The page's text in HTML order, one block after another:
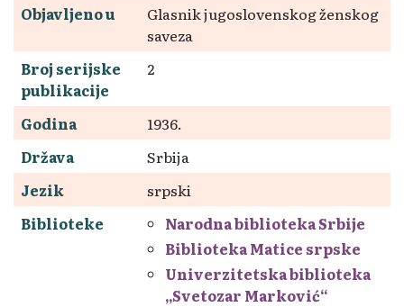
Objavljeno u
Glasnik jugoslovenskog ženskog
saveza
Broj serijske
publikacije
2
Godina
1936.
Država
Srbija
Jezik
srpski
Biblioteke
Narodna biblioteka Srbije
Biblioteka Matice srpske
Univerzitetska biblioteka
„Svetozar Marković“